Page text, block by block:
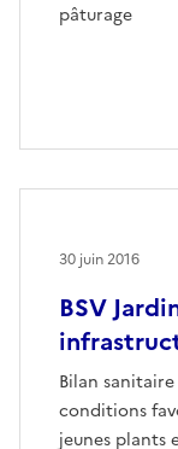
pâturage
BSV
Bilan
conditions
jeunes plants
30 juin 2016